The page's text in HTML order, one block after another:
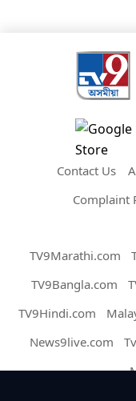
Contact Us
Complaint
TV9Marathi.com
TV9Bangla.com
TV9Hindi.com
News9live.com